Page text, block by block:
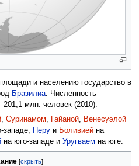
и населению государство в
Бразилиа. Численность
201,1 млн. человек (2010).
, Суринамом, Гайаной, Венесуэлой
западе, Перуи Боливиейна
на юго-западе и Уругваем на юге.